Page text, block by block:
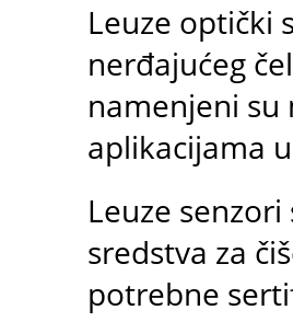
Leuze optički
nerđajućeg
namenjeni
aplikacijama
Leuze
sredstva za
potrebne